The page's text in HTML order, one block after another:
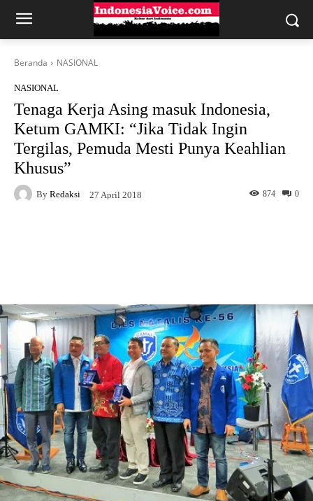
Beranda NASIONAL
NASIONAL
Tenaga Kerja Asing masuk Indonesia,
Ketum GAMKI: “Jika Tidak Ingin
Tergilas, Pemuda Mesti Punya Keahlian
Khusus”
By Redaksi 27 April 2018 0
874